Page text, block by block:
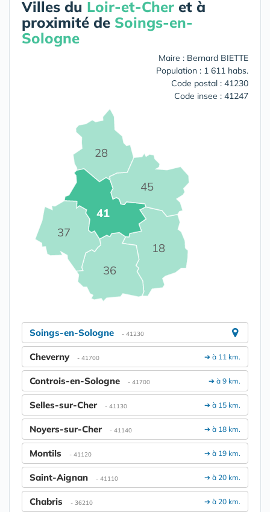
Villes du Loir-et-Cher et à
proximité de Soings-en-
Sologne
Maire : Bernard BIETTE
Population : 1 611 habs.
Code postal : 41230
Code insee : 41247
18
28
36
37
41
45
Soings-en-Sologne - 41230
➔ à 11 km.
Cheverny - 41700
➔ à 9 km.
Controis-en-Sologne - 41700
➔ à 15 km.
Selles-sur-Cher - 41130
➔ à 18 km.
Noyers-sur-Cher - 41140
➔ à 19 km.
Montils - 41120
➔ à 20 km.
Saint-Aignan - 41110
➔ à 20 km.
Chabris - 36210